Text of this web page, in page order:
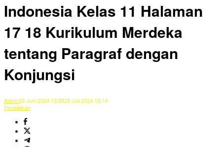
Indonesia Kelas 11 Halaman
17 18 Kurikulum Merdeka
tentang Paragraf dengan
Konjungsi
Admin29 Juni 2024 13:3525 Juli 2024 13:14
Pendidikan